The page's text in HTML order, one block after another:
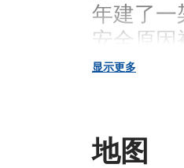
年建了一
安全原因
进一步将
显示更多
地图